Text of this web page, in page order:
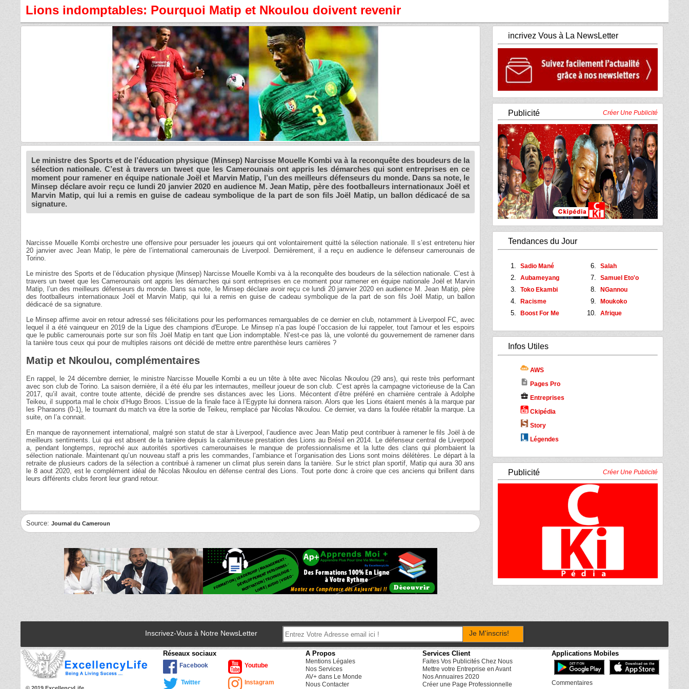
Lions indomptables: Pourquoi Matip et Nkoulou doivent revenir
Le ministre des Sports et de l’éducation physique (Minsep) Narcisse Mouelle Kombi va à la reconquête des boudeurs de la
sélection nationale. C’est à travers un tweet que les Camerounais ont appris les démarches qui sont entreprises en ce
moment pour ramener en équipe nationale Joël et Marvin Matip, l’un des meilleurs défenseurs du monde. Dans sa note, le
Minsep déclare avoir reçu ce lundi 20 janvier 2020 en audience M. Jean Matip, père des footballeurs internationaux Joël et
Marvin Matip, qui lui a remis en guise de cadeau symbolique de la part de son fils Joël Matip, un ballon dédicacé de sa
signature.
Narcisse Mouelle Kombi orchestre une offensive pour persuader les joueurs qui ont volontairement quitté la sélection nationale. Il s’est entretenu hier
20 janvier avec Jean Matip, le père de l’international camerounais de Liverpool. Dernièrement, il a reçu en audience le défenseur camerounais de
Torino.
Le ministre des Sports et de l’éducation physique (Minsep) Narcisse Mouelle Kombi va à la reconquête des boudeurs de la sélection nationale. C’est à
travers un tweet que les Camerounais ont appris les démarches qui sont entreprises en ce moment pour ramener en équipe nationale Joël et Marvin
Matip, l’un des meilleurs défenseurs du monde. Dans sa note, le Minsep déclare avoir reçu ce lundi 20 janvier 2020 en audience M. Jean Matip, père
des footballeurs internationaux Joël et Marvin Matip, qui lui a remis en guise de cadeau symbolique de la part de son fils Joël Matip, un ballon
dédicacé de sa signature.
Le Minsep affirme avoir en retour adressé ses félicitations pour les performances remarquables de ce dernier en club, notamment à Liverpool FC, avec
lequel il a été vainqueur en 2019 de la Ligue des champions d'Europe. Le Minsep n’a pas loupé l’occasion de lui rappeler, tout l'amour et les espoirs
que le public camerounais porte sur son fils Joël Matip en tant que Lion indomptable. N’est-ce pas là, une volonté du gouvernement de ramener dans
la tanière tous ceux qui pour de multiples raisons ont décidé de mettre entre parenthèse leurs carrières ?
Matip et Nkoulou, complémentaires
En rappel, le 24 décembre dernier, le ministre Narcisse Mouelle Kombi a eu un tête à tête avec Nicolas Nkoulou (29 ans), qui reste très performant
avec son club de Torino. La saison dernière, il a été élu par les internautes, meilleur joueur de son club. C’est après la campagne victorieuse de la Can
2017, qu’il avait, contre toute attente, décidé de prendre ses distances avec les Lions. Mécontent d’être préféré en charnière centrale à Adolphe
Teikeu, il supporta mal le choix d’Hugo Broos. L’issue de la finale face à l’Egypte lui donnera raison. Alors que les Lions étaient menés à la marque par
les Pharaons (0-1), le tournant du match va être la sortie de Teikeu, remplacé par Nicolas Nkoulou. Ce dernier, va dans la foulée rétablir la marque. La
suite, on l’a connait.
En manque de rayonnement international, malgré son statut de star à Liverpool, l’audience avec Jean Matip peut contribuer à ramener le fils Joël à de
meilleurs sentiments. Lui qui est absent de la tanière depuis la calamiteuse prestation des Lions au Brésil en 2014. Le défenseur central de Liverpool
a, pendant longtemps, reproché aux autorités sportives camerounaises le manque de professionnalisme et la lutte des clans qui plombaient la
sélection nationale. Maintenant qu’un nouveau staff a pris les commandes, l’ambiance et l’organisation des Lions sont moins délétères. Le départ à la
retraite de plusieurs cadors de la sélection a contribué à ramener un climat plus serein dans la tanière. Sur le strict plan sportif, Matip qui aura 30 ans
le 8 aout 2020, est le complément idéal de Nicolas Nkoulou en défense central des Lions. Tout porte donc à croire que ces anciens qui brillent dans
leurs différents clubs feront leur grand retour.
Source:Journal du Cameroun
incrivez Vous à La NewsLetter
Publicité Créer Une Publicité
Tendances du Jour
Sadio Mané
Aubameyang
Toko Ekambi
Racisme
Boost For Me
Salah
Samuel Eto'o
NGannou
Moukoko
Afrique
Infos Utiles
AWS
description Pages Pro
business_center Entreprises
Ckipédia
Story
Légendes
Publicité Créer Une Publicité
Inscrivez-Vous à Notre NewsLetter Je M'inscris!
Réseaux sociaux
Facebook Youtube
Twitter Instagram
A Propos
Mentions Légales
Nos Services
AV+ dans Le Monde
Nous Contacter
Services Client
Faites Vos Publicités Chez Nous
Mettre votre Entreprise en Avant
Nos Annuaires 2020
Créer une Page Professionnelle
Applications Mobiles
Commentaires